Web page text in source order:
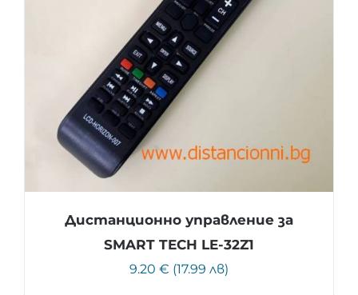
Дистанционно управление за
SMART TECH LE-32Z1
9.20 € (17.99 лв)